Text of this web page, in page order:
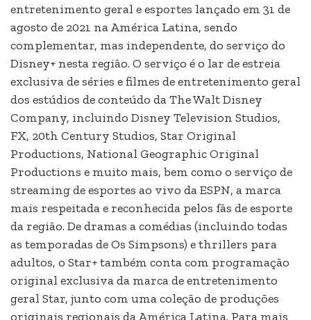
entretenimento geral e esportes lançado em 31 de
agosto de 2021 na América Latina, sendo
complementar, mas independente, do serviço do
Disney+ nesta região. O serviço é o lar de estreia
exclusiva de séries e filmes de entretenimento geral
dos estúdios de conteúdo da The Walt Disney
Company, incluindo Disney Television Studios,
FX, 20th Century Studios, Star Original
Productions, National Geographic Original
Productions e muito mais, bem como o serviço de
streaming de esportes ao vivo da ESPN, a marca
mais respeitada e reconhecida pelos fãs de esporte
da região. De dramas a comédias (incluindo todas
as temporadas de Os Simpsons) e thrillers para
adultos, o Star+ também conta com programação
original exclusiva da marca de entretenimento
geral Star, junto com uma coleção de produções
originais regionais da América Latina. Para mais